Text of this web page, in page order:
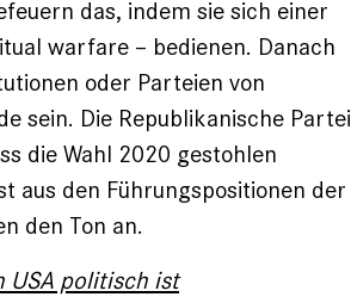
das, indem sie sich einer
warfare – bedienen. Danach
oder Parteien von
sein. Die Republikanische Partei
die Wahl 2020 gestohlen
aus den Führungspositionen der
den Ton an.
USA politisch ist